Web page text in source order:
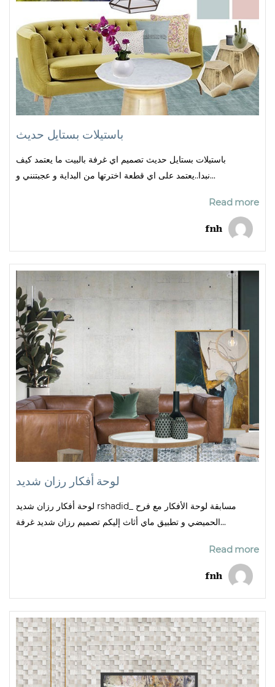
باستيلات بستايل حديث
باستيلات بستايل حديث تصميم اي غرفة بالبيت ما يعتمد كيف
نبدا..يعتمد على اي قطعة اخترتها من البداية و عجبتنني و...
Read more
fnh
لوحة أفكار رزان شديد
لوحة أفكار رزان شديد rshadid_ مسابقة لوحة الأفكار مع فرح
الحميضي و تطبيق ماي أثاث إليكم تصميم رزان شديد غرفة...
Read more
fnh